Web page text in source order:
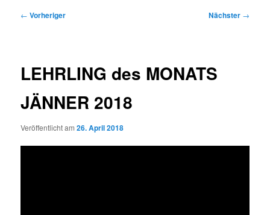
Beitragsnavigation
← Vorheriger Nächster →
LEHRLING des MONATS
JÄNNER 2018
Veröffentlicht am26. April 2018